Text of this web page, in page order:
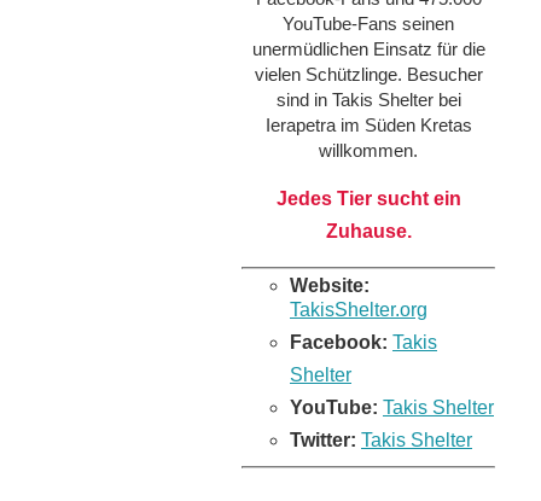
YouTube-Fans seinen
unermüdlichen Einsatz für die
vielen Schützlinge. Besucher
sind in Takis Shelter bei
Ierapetra im Süden Kretas
willkommen.
Jedes Tier sucht ein
Zuhause.
Website:
TakisShelter.org
Facebook: Takis
Shelter
YouTube: Takis Shelter
Twitter: Takis Shelter